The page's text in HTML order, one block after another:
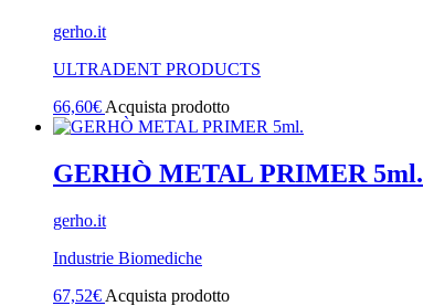
gerho.it
ULTRADENT PRODUCTS
66,60€ Acquista prodotto
GERHÒ METAL PRIMER 5ml.
gerho.it
Industrie Biomediche
67,52€ Acquista prodotto